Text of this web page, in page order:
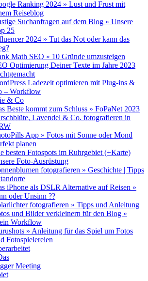
Ranking 2024 » Lust und Frust mit
Reiseblog
Suchanfragen auf dem Blog » Unsere
25
2024 » Tut das Not oder kann das
Math SEO » 10 Gründe umzusteigen
Optimierung Deiner Texte im Jahre 2023
Ladezeit optimieren mit Plug-ins &
– Workflow
& Co
Beste kommt zum Schluss » FoPaNet 2023
Lavendel & Co. fotografieren in
App » Fotos mit Sonne oder Mond
planen
besten Fotospots im Ruhrgebiet (+Karte)
Foto-Ausrüstung
fotografieren » Geschichte | Tipps
iPhone als DSLR Alternative auf Reisen »
oder Unsinn ??
fotografieren » Tipps und Anleitung
und Bilder verkleinern für den Blog »
Workflow
» Anleitung für das Spiel um Fotos
Fotospielereien
Meeting